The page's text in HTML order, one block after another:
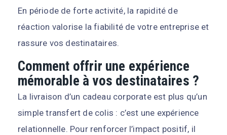
En période de forte activité, la rapidité de
réaction valorise la fiabilité de votre entreprise et
rassure vos destinataires.
Comment offrir une expérience
mémorable à vos destinataires ?
La livraison d’un cadeau corporate est plus qu’un
simple transfert de colis : c’est une expérience
relationnelle. Pour renforcer l’impact positif, il